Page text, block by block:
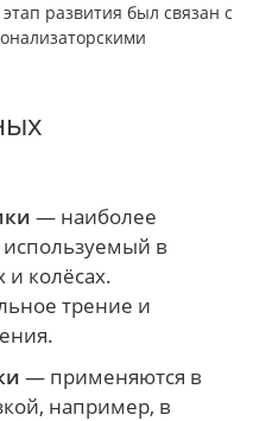
развития был связан с
— наиболее
в
и колёсах.
трение и
— применяются в
например, в